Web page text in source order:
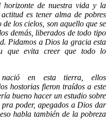
de nuestra vida y la
es tener alma de pobres
los cielos, son aquello que se
demás, liberados de todo tipo
Pidamos a Dios la gracia esta
que evita creer que todo lo
en esta tierra, ellos
hostorias fieron traídos a este
bueno hacer un estudio sobre
pra poder, apegados a Dios dar
habla también de la pobreza